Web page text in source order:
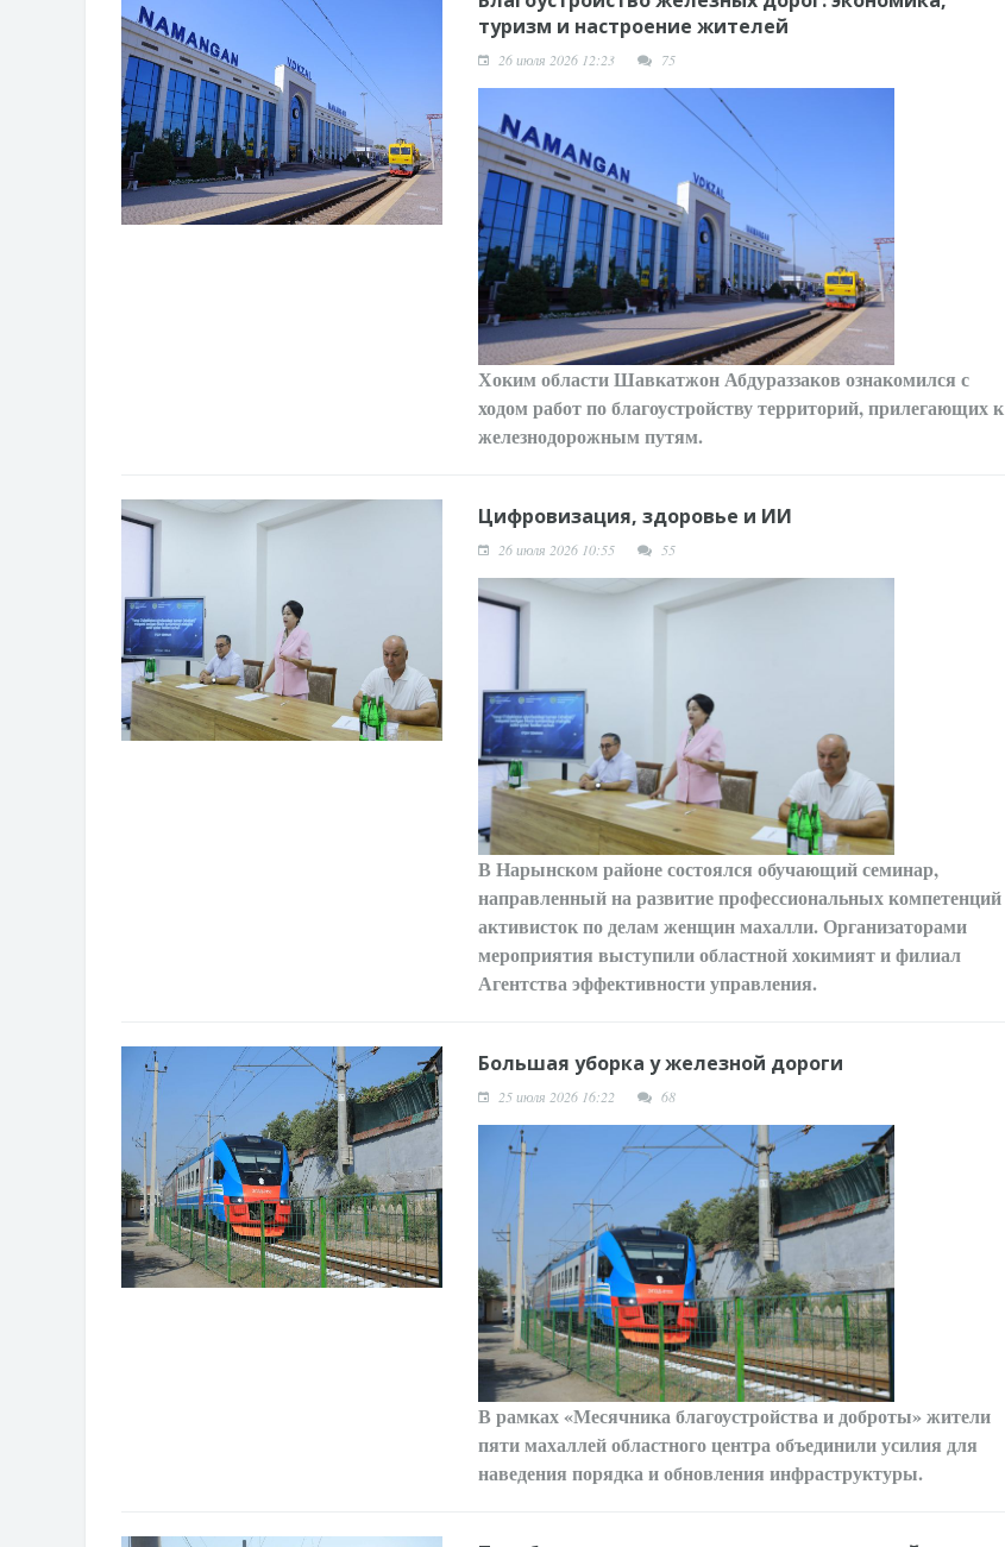
туризм и настроение жителей
26 июля 2026 12:23 75
Хоким области Шавкатжон Абдураззаков ознакомился с
ходом работ по благоустройству территорий, прилегающих к
железнодорожным путям.
Цифровизация, здоровье и ИИ
26 июля 2026 10:55 55
В Нарынском районе состоялся обучающий семинар,
направленный на развитие профессиональных компетенций
активисток по делам женщин махалли. Организаторами
мероприятия выступили областной хокимият и филиал
Агентства эффективности управления.
Большая уборка у железной дороги
25 июля 2026 16:22 68
В рамках «Месячника благоустройства и доброты» жители
пяти махаллей областного центра объединили усилия для
наведения порядка и обновления инфраструктуры.